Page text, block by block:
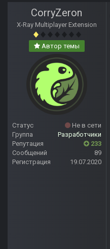
CorryZeron
X-Ray Multiplayer Extension
Автор темы
Статус
Не в сети
Группа
Разработчики
Репутация
233
Сообщений
89
Регистрация
19.07.2020